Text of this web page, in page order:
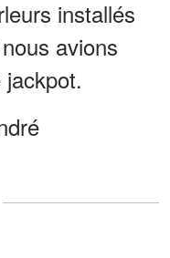
installés
avions